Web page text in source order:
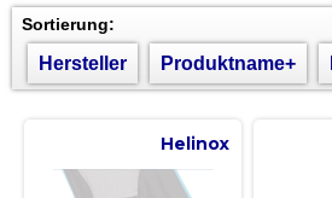
Sortierung:
Hersteller Produktname+
Helinox